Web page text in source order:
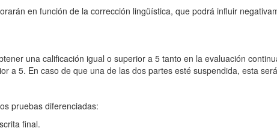
en función de la corrección lingüística, que podrá influir
una calificación igual o superior a 5 tanto en la evaluación
a 5. En caso de que una de las dos partes esté suspendida, esta
pruebas diferenciadas:
final.